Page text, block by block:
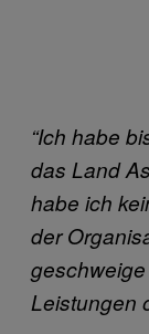
“Ich habe
das Land
habe ich
der
Leistungen